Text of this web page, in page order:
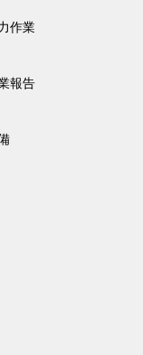
作業
報告